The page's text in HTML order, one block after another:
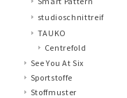
studioschnittreif
TAUKO
Centrefold
See You At Six
Sportstoffe
Stoffmuster